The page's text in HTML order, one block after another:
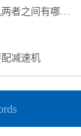
间有哪些区别
减速机